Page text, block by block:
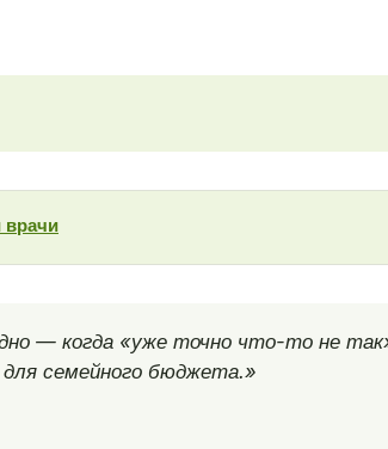
— когда «уже точно что-то не
семейного бюджета.»